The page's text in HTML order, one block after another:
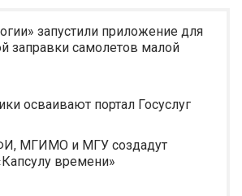
запустили приложение для
заправки самолетов малой
осваивают портал Госуслуг
МГИМО и МГУ создадут
времени»